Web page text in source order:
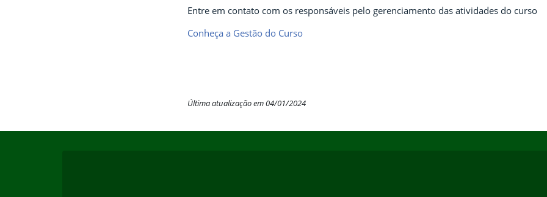
Entre em contato com os responsáveis pelo gerenciamento das atividades do curso
Conheça a Gestão do Curso
Última atualização em 04/01/2024